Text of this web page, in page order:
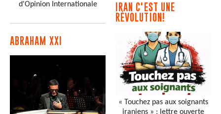
d'Opinion Internationale
ABRAHAM XXI
IRAN C'EST UNE
RÉVOLUTION!
« Touchez pas aux soignants
iraniens » : lettre ouverte